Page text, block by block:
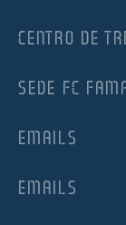
CENTRO DE
SEDE FC
EMAILS
EMAILS